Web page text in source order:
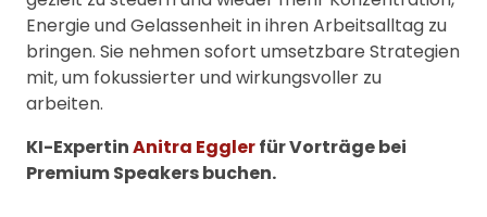
Energie und Gelassenheit in ihren Arbeitsalltag zu
bringen. Sie nehmen sofort umsetzbare Strategien
mit, um fokussierter und wirkungsvoller zu
arbeiten.
KI-ExpertinAnitra Egglerfür Vorträge bei
Premium Speakers buchen.